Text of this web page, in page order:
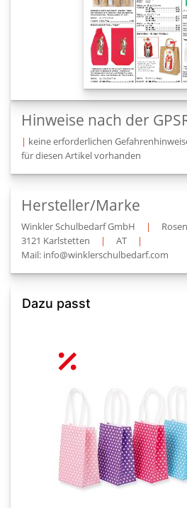
Hinweise nach der
| keine erforderlichen
für diesen Artikel vorhanden
Hersteller/Marke
Winkler Schulbedarf GmbH |
3121 Karlstetten
| AT
|
Mail: info@winklerschulbedarf.com
Dazu passt